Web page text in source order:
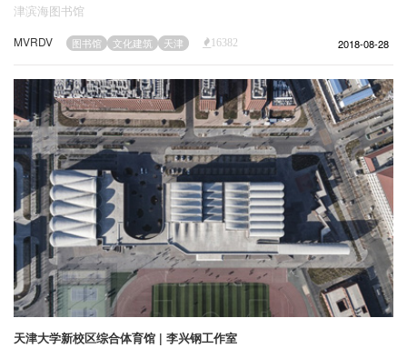
津滨海图书馆
MVRDV 图书馆 文化建筑 天津 16382 2018-08-28
天津大学新校区综合体育馆 | 李兴钢工作室